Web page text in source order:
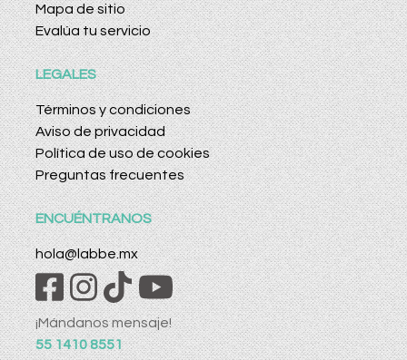
Mapa de sitio
Evalúa tu servicio
LEGALES
Términos y condiciones
Aviso de privacidad
Política de uso de cookies
Preguntas frecuentes
ENCUÉNTRANOS
hola@labbe.mx
¡Mándanos mensaje!
55 1410 8551